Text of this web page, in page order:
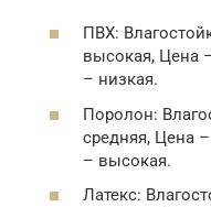
ПВХ:
высокая, Цена
– низкая.
Поролон:
средняя, Цена
– высокая.
Латекс: